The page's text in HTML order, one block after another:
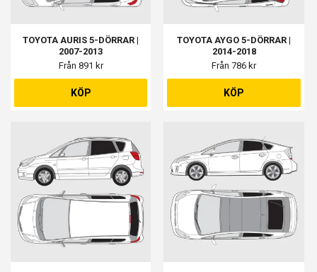
TOYOTA AURIS 5-DÖRRAR |
2007-2013
Från 891 kr
KÖP
TOYOTA AYGO 5-DÖRRAR |
2014-2018
Från 786 kr
KÖP